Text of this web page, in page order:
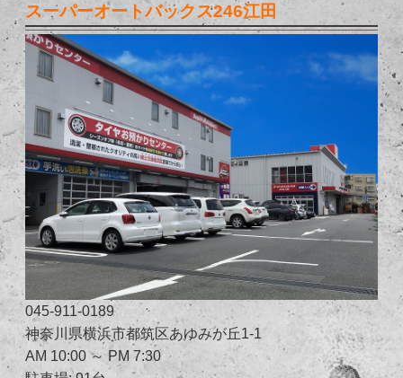
スーパーオートバックス246江田
045-911-0189
神奈川県横浜市都筑区あゆみが丘1-1
AM 10:00 ～ PM 7:30